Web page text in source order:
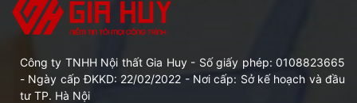
Công ty TNHH Nội thất Gia Huy - Số giấy phép: 0108823665
- Ngày cấp ĐKKD: 22/02/2022 - Nơi cấp: Sở kế hoạch và đầu
tư TP. Hà Nội